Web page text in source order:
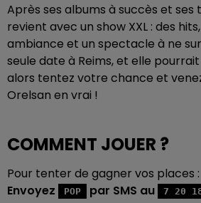
Après ses albums à succès et ses
revient avec un show XXL : des
ambiance et un spectacle à ne
seule date à Reims, et elle
alors tentez votre chance et
Orelsan en vrai !
COMMENT JOUER ?
Pour tenter de gagner vos places :
Envoyez
POP par SMS au 7 20